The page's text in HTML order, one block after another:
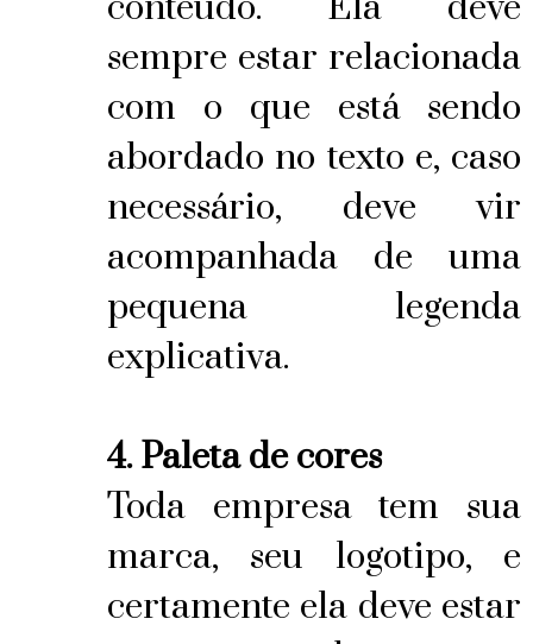
sempre estar relacionada
com o que está sendo
abordado no texto e, caso
necessário, deve vir
acompanhada de uma
pequena legenda
explicativa.
4. Paleta de cores
Toda empresa tem sua
marca, seu logotipo, e
certamente ela deve estar